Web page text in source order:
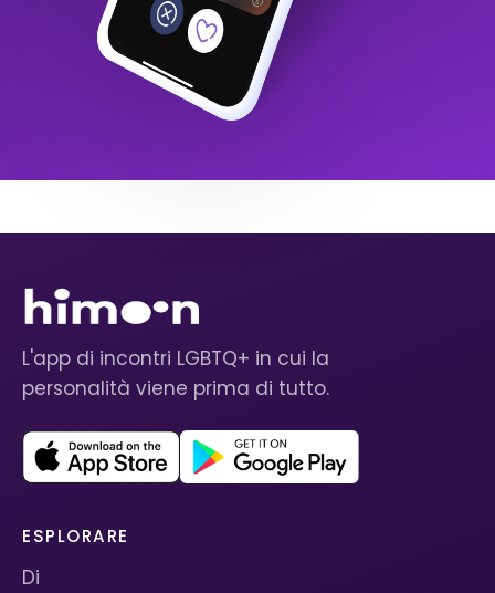
L'app di incontri LGBTQ+ in cui la
personalità viene prima di tutto.
ESPLORARE
Di